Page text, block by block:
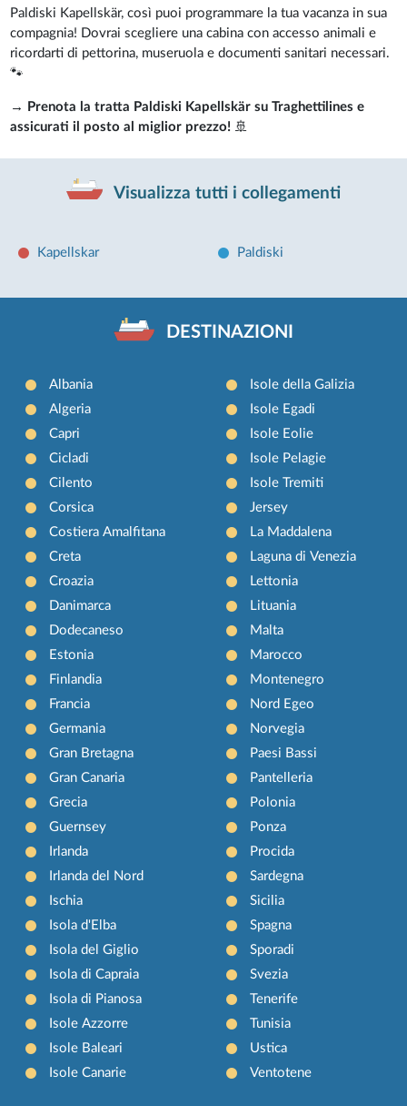
Paldiski Kapellskär, così puoi programmare la tua vacanza in sua
compagnia! Dovrai scegliere una cabina con accesso animali e
ricordarti di pettorina, museruola e documenti sanitari necessari.
🐾
→
Prenota la tratta Paldiski Kapellskär su Traghettilines e
assicurati il posto al miglior prezzo! 🚢
Visualizza tutti i collegamenti
Kapellskar Paldiski
DESTINAZIONI
Albania
Algeria
Capri
Cicladi
Cilento
Corsica
Costiera Amalfitana
Creta
Croazia
Danimarca
Dodecaneso
Estonia
Finlandia
Francia
Germania
Gran Bretagna
Gran Canaria
Grecia
Guernsey
Irlanda
Irlanda del Nord
Ischia
Isola d'Elba
Isola del Giglio
Isola di Capraia
Isola di Pianosa
Isole Azzorre
Isole Baleari
Isole Canarie
Isole della Galizia
Isole Egadi
Isole Eolie
Isole Pelagie
Isole Tremiti
Jersey
La Maddalena
Laguna di Venezia
Lettonia
Lituania
Malta
Marocco
Montenegro
Nord Egeo
Norvegia
Paesi Bassi
Pantelleria
Polonia
Ponza
Procida
Sardegna
Sicilia
Spagna
Sporadi
Svezia
Tenerife
Tunisia
Ustica
Ventotene